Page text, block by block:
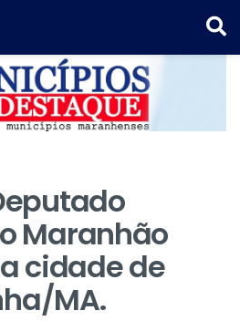
Maranhão
cidade de
MA.